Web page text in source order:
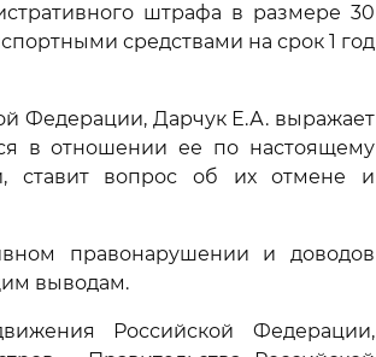
штрафа в размере 30
средствами на срок 1 год
Федерации, Дарчук Е.А. выражает
в отношении ее по настоящему
ставит вопрос об их отмене и
правонарушении и доводов
выводам.
Российской Федерации,